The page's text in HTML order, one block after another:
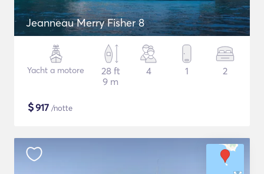
Jeanneau Merry Fisher 8
Yacht a motore
28 ft
9 m
4 1 2
$917 /notte